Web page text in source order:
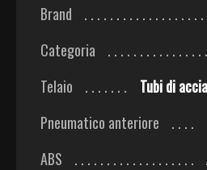
Brand
Categoria
Telaio
Tubi di
Pneumatico anteriore
ABS